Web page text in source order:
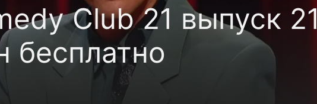
Club 21 выпуск 21
бесплатно